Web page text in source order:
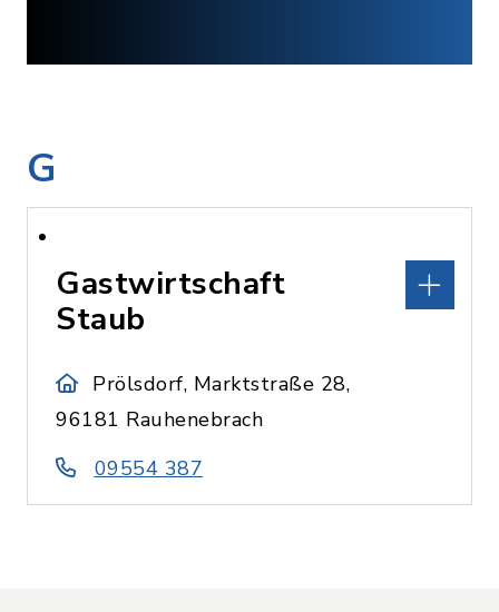
G
Gastwirtschaft
Staub
Prölsdorf, Marktstraße 28,
96181 Rauhenebrach
09554 387